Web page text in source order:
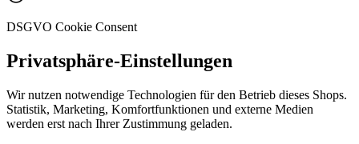
DSGVO Cookie Consent
Privatsphäre-Einstellungen
Wir nutzen notwendige Technologien für den Betrieb dieses Shops.
Statistik, Marketing, Komfortfunktionen und externe Medien
werden erst nach Ihrer Zustimmung geladen.